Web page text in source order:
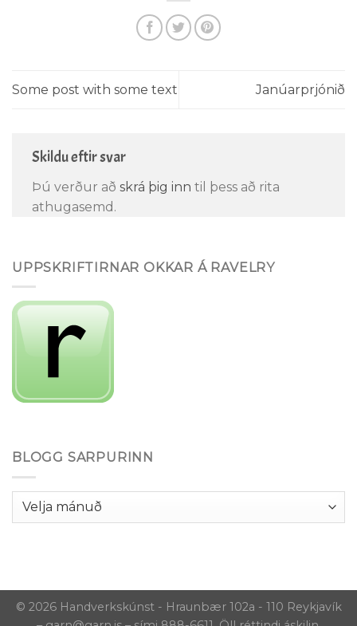
Some post with some text Janúarprjónið
Skildu eftir svar
Þú verður að skrá þig inn til þess að rita
athugasemd.
UPPSKRIFTIRNAR OKKAR Á RAVELRY
BLOGG SARPURINN
Blogg
Sarpurinn
© 2026 Handverkskúnst - Hraunbær 102a - 110 Reykjavík